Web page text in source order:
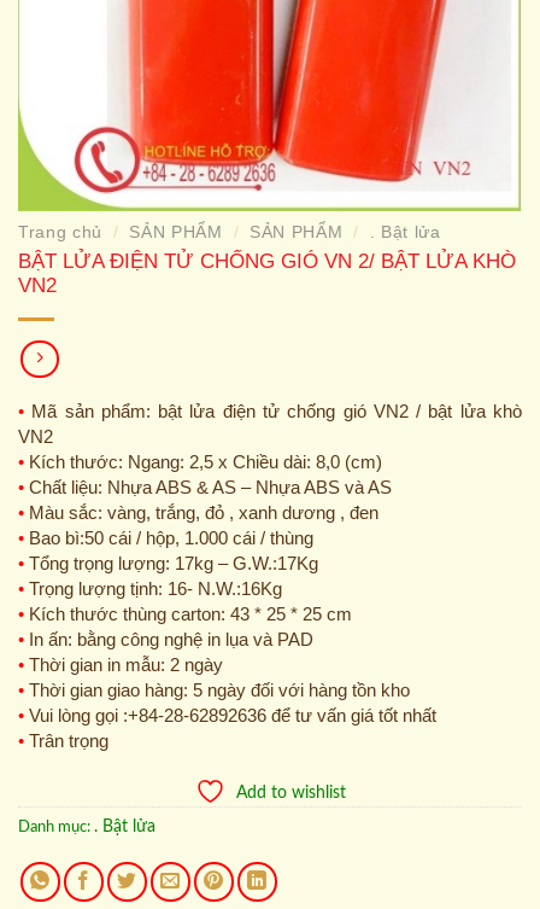
Trang chủ / SẢN PHẨM / SẢN PHẨM / . Bật lửa
BẬT LỬA ĐIỆN TỬ CHỐNG GIÓ VN 2/ BẬT LỬA KHÒ
VN2
• Mã sản phẩm: bật lửa điện tử chống gió VN2 / bật lửa khò
VN2
• Kích thước: Ngang: 2,5 x Chiều dài: 8,0 (cm)
• Chất liệu: Nhựa ABS & AS – Nhựa ABS và AS
• Màu sắc: vàng, trắng, đỏ , xanh dương , đen
• Bao bì:50 cái / hộp, 1.000 cái / thùng
• Tổng trọng lượng: 17kg – G.W.:17Kg
• Trọng lượng tịnh: 16- N.W.:16Kg
• Kích thước thùng carton: 43 * 25 * 25 cm
• In ấn: bằng công nghệ in lụa và PAD
• Thời gian in mẫu: 2 ngày
• Thời gian giao hàng: 5 ngày đối với hàng tồn kho
• Vui lòng gọi :+84-28-62892636 để tư vấn giá tốt nhất
• Trân trọng
Add to wishlist
Danh mục: . Bật lửa